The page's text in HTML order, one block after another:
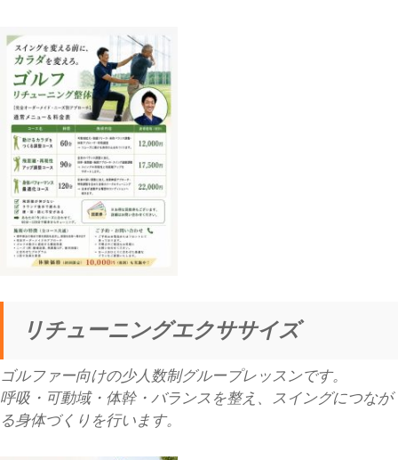
リチューニングエクササイズ
ゴルファー向けの少人数制グループレッスンです。
呼吸・可動域・体幹・バランスを整え、スイングにつなが
る身体づくりを行います。